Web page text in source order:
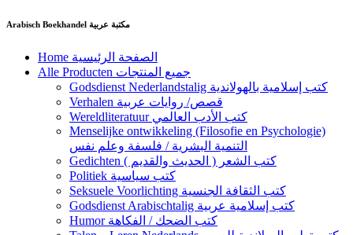
Ga
inhoud
Arabisch Boekhandel مكتبة عربية
Home الصفحة الرئيسية
Alle Producten جميع المنتجات
Godsdienst Nederlandstalig كتب إسلامية بالهولاندية
Verhalen قصص/ روايات عربية
Wereldliteratuur كتب الأدب العالمي
Menselijke ontwikkeling (Filosofie en Psychologie)
التنمية البشرية / فلسفة وعلم نفس
Gedichten كتب الشعر ( الحديث والقديم )
Politiek كتب سياسية
Seksuele Voorlichting كتب الثقافة الجنسية
Godsdienst Arabischtalig كتب إسلامية عربية
Humor كتب الضحك / الفكاهة